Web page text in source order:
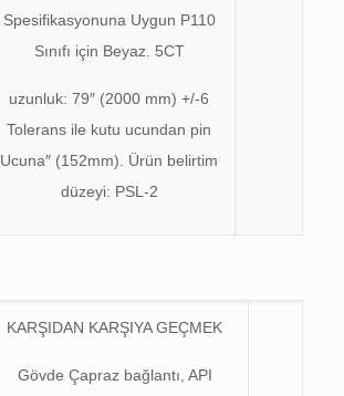
Spesifikasyonuna Uygun P110
Sınıfı için Beyaz. 5CT
uzunluk: 79″ (2000 mm) +/-6
Tolerans ile kutu ucundan pin
Ucuna″ (152mm). Ürün belirtim
düzeyi: PSL-2
KARŞIDAN KARŞIYA GEÇMEK
Gövde Çapraz bağlantı, API